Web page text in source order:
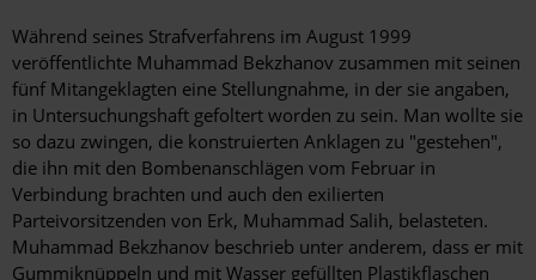
Während seines Strafverfahrens im August 1999
veröffentlichte Muhammad Bekzhanov zusammen mit seinen
fünf Mitangeklagten eine Stellungnahme, in der sie angaben,
in Untersuchungshaft gefoltert worden zu sein. Man wollte sie
so dazu zwingen, die konstruierten Anklagen zu "gestehen",
die ihn mit den Bombenanschlägen vom Februar in
Verbindung brachten und auch den exilierten
Parteivorsitzenden von Erk, Muhammad Salih, belasteten.
Muhammad Bekzhanov beschrieb unter anderem, dass er mit
Gummiknüppeln und mit Wasser gefüllten Plastikflaschen